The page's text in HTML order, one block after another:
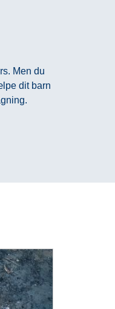
Men du
dit barn